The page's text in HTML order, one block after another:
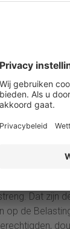
onder
ontving de
(VIA)
onder
maakt van
VIA
aangifte
Dat zijn
op de